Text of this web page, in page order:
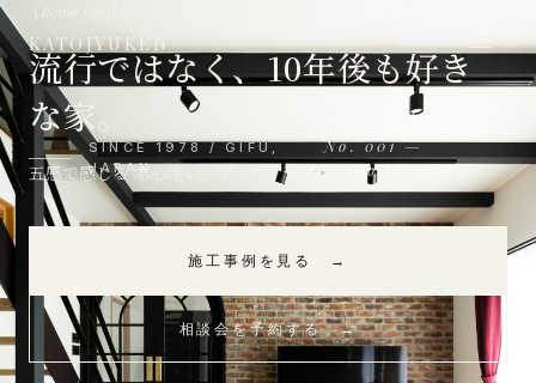
KATOJYUKEN ≡
SINCE 1978 / GIFU,
JAPAN
No. 001 —
Editorial
流行ではなく、10年後も好き
な家。
五感で感じる 木心地いい家。
施工事例を見る →
相談会を予約する →